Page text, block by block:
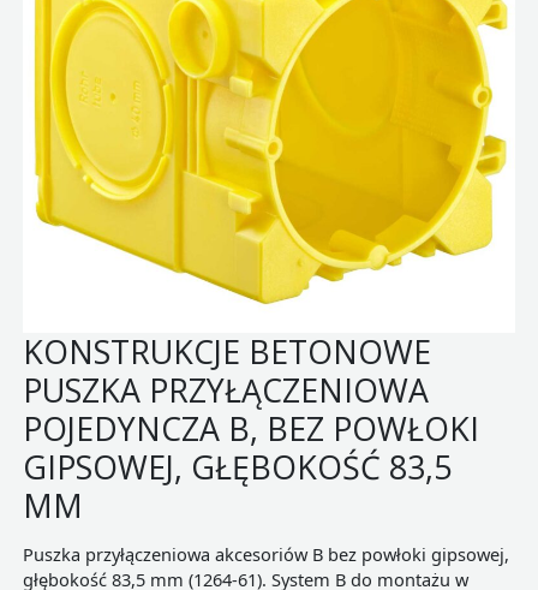
KONSTRUKCJE BETONOWE
PUSZKA PRZYŁĄCZENIOWA
POJEDYNCZA B, BEZ POWŁOKI
GIPSOWEJ, GŁĘBOKOŚĆ 83,5
MM
Puszka przyłączeniowa akcesoriów B bez powłoki gipsowej,
głębokość 83,5 mm (1264-61). System B do montażu w